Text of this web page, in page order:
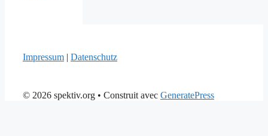
Impressum | Datenschutz
© 2026 spektiv.org • Construit avec GeneratePress